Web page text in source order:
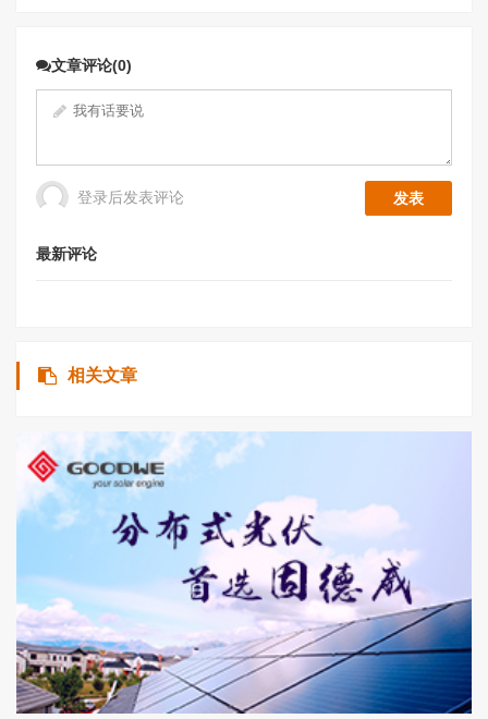
文章评论(0)
登录后发表评论
最新评论
相关文章